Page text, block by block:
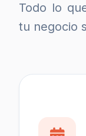
Todo lo
tu negocio